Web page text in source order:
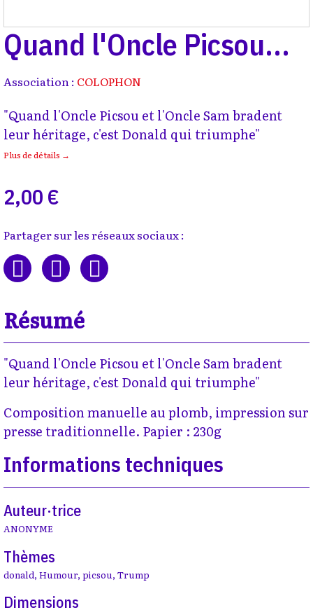
Quand l'Oncle Picsou...
Association : COLOPHON
"Quand l'Oncle Picsou et l'Oncle Sam bradent
leur héritage, c'est Donald qui triumphe"
Plus de détails →
2,00 €
Partager sur les réseaux sociaux :
Résumé
"Quand l'Oncle Picsou et l'Oncle Sam bradent
leur héritage, c'est Donald qui triumphe"
Composition manuelle au plomb, impression sur
presse traditionnelle. Papier : 230g
Informations techniques
Auteur·trice
ANONYME
Thèmes
donald, Humour, picsou, Trump
Dimensions